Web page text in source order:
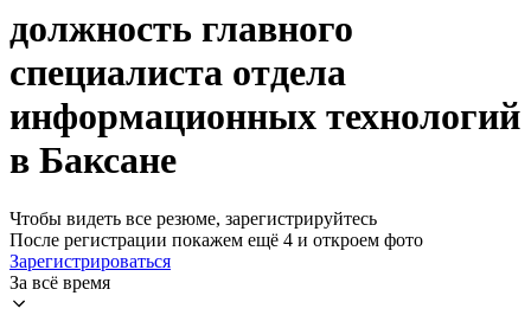
должность главного
специалиста отдела
информационных технологий
в Баксане
Чтобы видеть все резюме, зарегистрируйтесь
После регистрации покажем ещё 4 и откроем фото
Зарегистрироваться
За всё время